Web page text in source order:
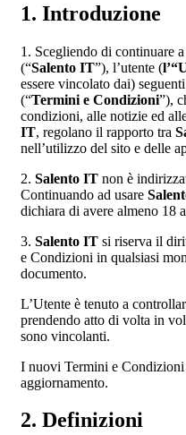
1. Introduzione
1. Scegliendo di continuare
(“Salento IT”), l’utente (
essere vincolato dai)
(“Termini e Condizioni”),
condizioni, alle notizie ed
IT, regolano il rapporto tra
nell’utilizzo del sito e delle
2. Salento IT non è
Continuando ad usare
dichiara di avere almeno 18
3. Salento IT si riserva il
e Condizioni in qualsiasi
documento.
L’Utente è tenuto a
prendendo atto di volta in
sono vincolanti.
I nuovi Termini e
aggiornamento.
2. Definizioni